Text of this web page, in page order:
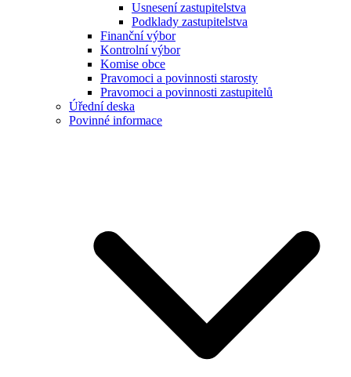
Usnesení zastupitelstva
Podklady zastupitelstva
Finanční výbor
Kontrolní výbor
Komise obce
Pravomoci a povinnosti starosty
Pravomoci a povinnosti zastupitelů
Úřední deska
Povinné informace